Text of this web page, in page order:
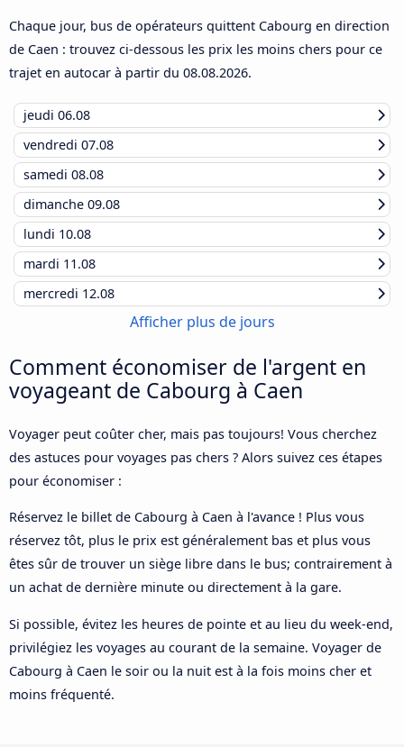
Chaque jour, bus de opérateurs quittent Cabourg en direction
de Caen : trouvez ci-dessous les prix les moins chers pour ce
trajet en autocar à partir du 08.08.2026.
jeudi 06.08
vendredi 07.08
samedi 08.08
dimanche 09.08
lundi 10.08
mardi 11.08
mercredi 12.08
Afficher plus de jours
Comment économiser de l'argent en
voyageant de Cabourg à Caen
Voyager peut coûter cher, mais pas toujours! Vous cherchez
des astuces pour voyages pas chers ? Alors suivez ces étapes
pour économiser :
Réservez le billet de Cabourg à Caen à l'avance ! Plus vous
réservez tôt, plus le prix est généralement bas et plus vous
êtes sûr de trouver un siège libre dans le bus; contrairement à
un achat de dernière minute ou directement à la gare.
Si possible, évitez les heures de pointe et au lieu du week-end,
privilégiez les voyages au courant de la semaine. Voyager de
Cabourg à Caen le soir ou la nuit est à la fois moins cher et
moins fréquenté.